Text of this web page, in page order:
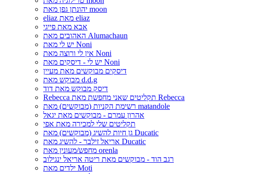
יהונתן גפן מאת moon
eliaz מאת eliaz
אבא מאת פייגי
האהובים מאת Alumachaun
יש לי מאת Noni
אין לי ורוצה מאת Noni
יש לי - דיסקים מאת Noni
דיסקים מבוקשים מאת מעיין
מבוקש מאת d.d.g
דיסק מבוקש מאת דוד
Rebecca תקליטים שאני מחפשת מאת Rebecca
רשימת הקניות (מבוקשים) מאת matandole
אהרון עמרם - מבוקשים מאת יגאל
תקליטים שלי למכירה מאת אפי
גן חיות להשיג (מבוקשים) מאת Ducatic
אריאל זילבר - להשיג מאת Ducatic
מחפש/מעונין מאת orenla
רגב הוד - מבוקשים מאת ריטה אריאל ינגילוב
ילדים מאת Moti